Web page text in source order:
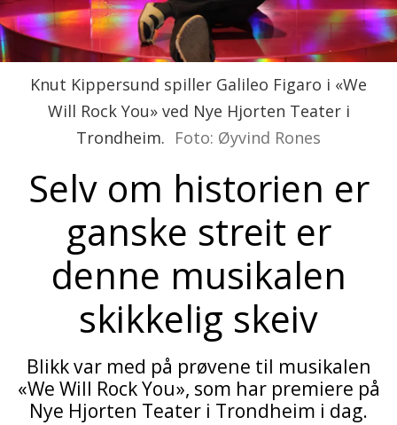
Knut Kippersund spiller Galileo Figaro i «We
Will Rock You» ved Nye Hjorten Teater i
Trondheim. Foto: Øyvind Rones
Selv om historien er
ganske streit er
denne musikalen
skikkelig skeiv
Blikk var med på prøvene til musikalen
«We Will Rock You», som har premiere på
Nye Hjorten Teater i Trondheim i dag.